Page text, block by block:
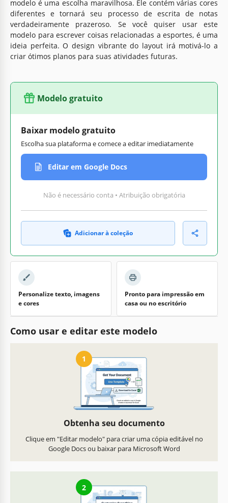
modelo é uma escolha maravilhosa. Ele contém várias cores
diferentes e tornará seu processo de escrita de notas
verdadeiramente prazeroso. Se você quiser usar este
modelo para escrever coisas relacionadas a esportes, é uma
ideia perfeita. O design vibrante do layout irá motivá-lo a
criar ótimos planos para suas atividades futuras.
Modelo gratuito
Baixar modelo gratuito
Escolha sua plataforma e comece a editar imediatamente
Editar em Google Docs
Não é necessário conta • Atribuição obrigatória
Adicionar à coleção
Personalize texto, imagens
e cores
Pronto para impressão em
casa ou no escritório
Como usar e editar este modelo
1
Obtenha seu documento
Clique em "Editar modelo" para criar uma cópia editável no
Google Docs ou baixar para Microsoft Word
2